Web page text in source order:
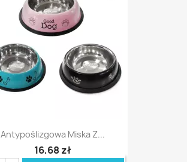
Antypoślizgowa Miska Z...
16,68 zł